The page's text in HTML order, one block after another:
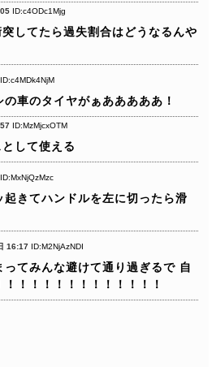
ID:c4ODc1Mjg
してたら過失割合はどうなるんや
ID:c4MDk4NjM
車のタイヤがぁあああああ！
ID:MzMjcxOTM
して使える
ID:MxNjQzMzc
きてハンドルを左に切ったら滑
16:17 ID:M2NjAzNDI
てみんな避けて通り過ぎるで 自
！！！！！！！！！！！！